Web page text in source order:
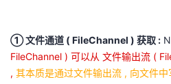
① 文件通道 ( FileChannel ) 获取 :
FileChannel ) 可以从 文件输出流 (
, 其本质是通过文件输出流 , 向文件中